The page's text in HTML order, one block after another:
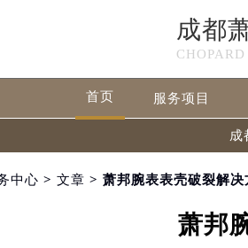
成都
首页 服务项目
成
中心 > 文章 > 萧邦腕表表壳破裂解决
萧邦